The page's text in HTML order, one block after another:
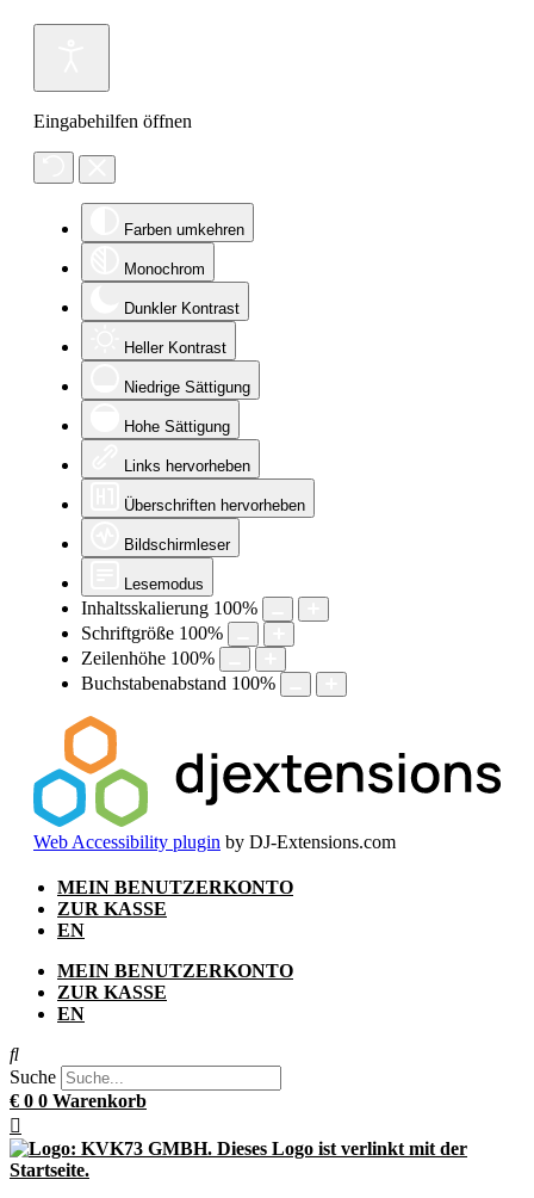
Eingabehilfen öffnen
Farben umkehren
Monochrom
Dunkler Kontrast
Heller Kontrast
Niedrige Sättigung
Hohe Sättigung
Links hervorheben
Überschriften hervorheben
Bildschirmleser
Lesemodus
Inhaltsskalierung 100%
Schriftgröße 100%
Zeilenhöhe 100%
Buchstabenabstand 100%
Web Accessibility plugin by DJ-Extensions.com
Zum
Inhalt
springen
MEIN BENUTZERKONTO
ZUR KASSE
EN
MEIN BENUTZERKONTO
ZUR KASSE
EN
Suche
€ 0 0 Warenkorb